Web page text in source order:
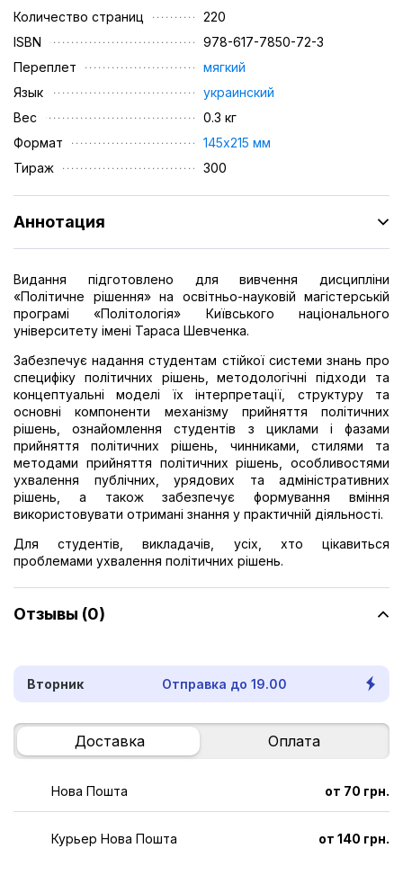
Количество страниц
220
ISBN
978-617-7850-72-3
Переплет
мягкий
Язык
украинский
Вес
0.3 кг
Формат
145х215 мм
Тираж
300
Аннотация
Видання підготовлено для вивчення дисципліни
«Політичне рішення» на освітньо-науковій магістерській
програмі «Політологія» Київського національного
університету імені Тараса Шевченка.
Забезпечує надання студентам стійкої системи знань про
специфіку політичних рішень, методологічні підходи та
концептуальні моделі їх інтерпретації, структуру та
основні компоненти механізму прийняття політичних
рішень, ознайомлення студентів з циклами і фазами
прийняття політичних рішень, чинниками, стилями та
методами прийняття політичних рішень, особливостями
ухвалення публічних, урядових та адміністративних
рішень, а також забезпечує формування вміння
використовувати отримані знання у практичній діяльності.
Для студентів, викладачів, усіх, хто цікавиться
проблемами ухвалення політичних рішень.
Отзывы (0)
Вторник Отправка до 19.00
Доставка Оплата
Нова Пошта от 70 грн.
Курьер Нова Пошта от 140 грн.